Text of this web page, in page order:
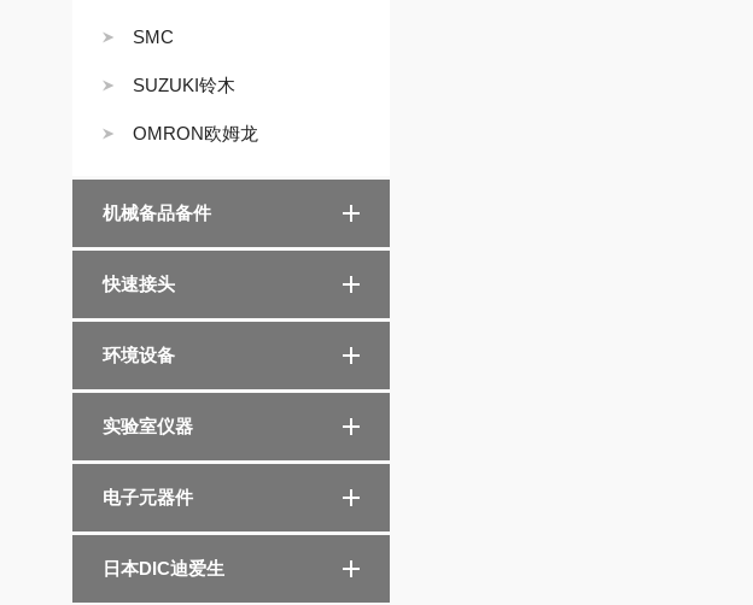
SMC
SUZUKI铃木
OMRON欧姆龙
机械备品备件
快速接头
环境设备
实验室仪器
电子元器件
日本DIC迪爱生